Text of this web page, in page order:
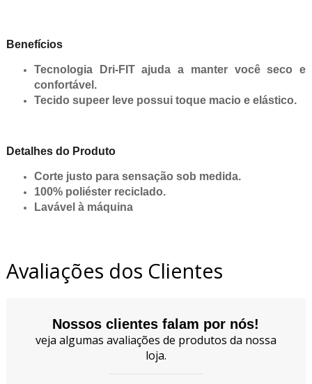
Benefícios
Tecnologia Dri-FIT ajuda a manter você seco e
confortável.
Tecido supeer leve possui toque macio e elástico.
Detalhes do Produto
Corte justo para sensação sob medida.
100% poliéster reciclado.
Lavável à máquina
Avaliações dos Clientes
Nossos clientes falam por nós!
veja algumas avaliações de produtos da nossa
loja.